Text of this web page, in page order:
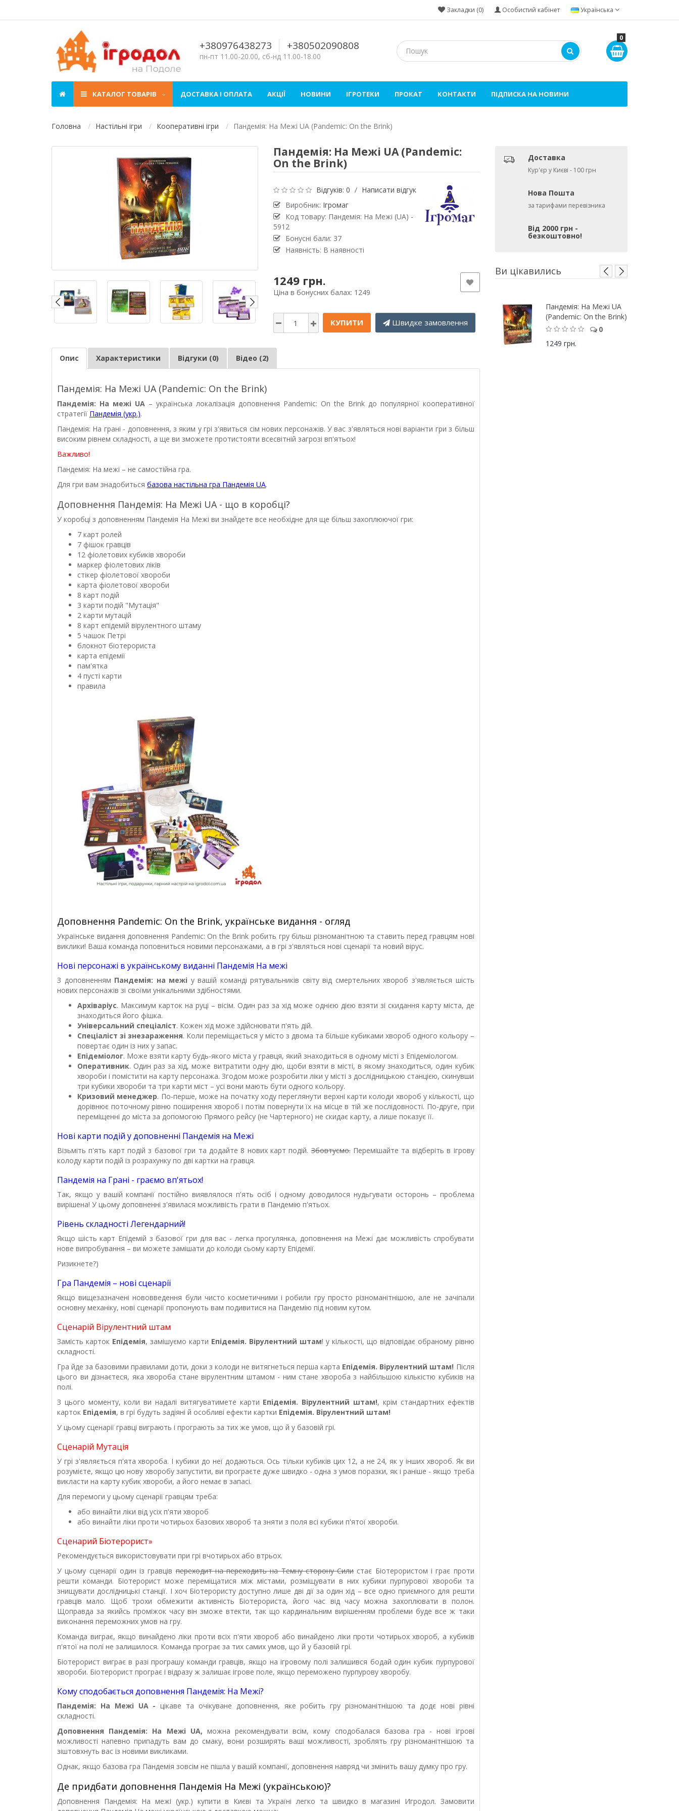
Українська
Особистий кабінет
Закладки (0)
+380976438273 +380502090808
пн-пт 11.00-20.00, сб-нд 11.00-18.00
0
КАТАЛОГ ТОВАРІВ ДОСТАВКА І ОПЛАТА АКЦІЇ НОВИНИ ІГРОТЕКИ ПРОКАТ КОНТАКТИ ПІДПИСКА НА НОВИНИ
Головна Настільні ігри Кооперативні ігри Пандемія: На Межі UA (Pandemic: On the Brink)
Пандемія: На Межі UA (Pandemic:
On the Brink)
Відгуків: 0 / Написати відгук
Виробник: Ігромаг
Код товару: Пандемія: На Межі (UA) -
5912
Бонусні бали: 37
Наявність: В наявності
1249 грн.
Ціна в бонусних балах: 1249
КУПИТИ Швидке замовлення
Опис Характеристики Відгуки (0) Відео (2)
Пандемія: На Межі UA (Pandemic: On the Brink)
Пандемія: На межі UA– українська локалізація доповнення Pandemic: On the Brink до популярної кооперативної
стратегії Пандемія (укр.).
Пандемія: На грані - доповнення, з яким у грі з'явиться сім нових персонажів. У вас з'являться нові варіанти гри з більш
високим рівнем складності, а ще ви зможете протистояти всесвітній загрозі вп'ятьох!
Важливо!
Пандемія: На межі – не самостійна гра.
Для гри вам знадобиться базова настільна гра Пандемія UA.
Доповнення Пандемія: На Межі UA - що в коробці?
У коробці з доповненням Пандемія На Межі ви знайдете все необхідне для ще більш захоплюючої гри:
7 карт ролей
7 фішок гравців
12 фіолетових кубиків хвороби
маркер фіолетових ліків
стікер фіолетової хвороби
карта фіолетової хвороби
8 карт подій
3 карти подій "Мутація"
2 карти мутацій
8 карт епідемій вірулентного штаму
5 чашок Петрі
блокнот біотерориста
карта епідемії
пам'ятка
4 пусті карти
правила
Доповнення Pandemic: On the Brink, українське видання - огляд
Українське видання доповнення Pandemic: On the Brink робить гру більш різноманітною та ставить перед гравцям нові
виклики! Ваша команда поповниться новими персонажами, а в грі з'являться нові сценарії та новий вірус.
Нові персонажі в українському виданні Пандемія На межі
З доповненням Пандемія: на межі у вашій команді рятувальників світу від смертельних хвороб з'являється шість
нових персонажів зі своїми унікальними здібностями.
Архіваріус. Максимум карток на руці – вісім. Один раз за хід може однією дією взяти зі скидання карту міста, де
знаходиться його фішка.
Універсальний спеціаліст. Кожен хід може здійснювати п'ять дій.
Спеціаліст зі знезараження. Коли переміщається у місто з двома та більше кубиками хвороб одного кольору –
повертає один із них у запас.
Епідеміолог. Може взяти карту будь-якого міста у гравця, який знаходиться в одному місті з Епідеміологом.
Оперативник. Один раз за хід, може витратити одну дію, щоби взяти в місті, в якому знаходиться, один кубик
хвороби і помістити на карту персонажа. Згодом може розробити ліки у місті з дослідницькою станцією, скинувши
три кубики хвороби та три карти міст – усі вони мають бути одного кольору.
Кризовий менеджер. По-перше, може на початку ходу переглянути верхні карти колоди хвороб у кількості, що
дорівнює поточному рівню поширення хвороб і потім повернути їх на місце в тій же послідовності. По-друге, при
переміщенні до міста за допомогою Прямого рейсу (не Чартерного) не скидає карту, а лише показує її.
Нові карти подій у доповненні Пандемія на Межі
Візьміть п'ять карт подій з базової гри та додайте 8 нових карт подій.Збовтуємо.Перемішайте та відберіть в ігрову
колоду карти подій із розрахунку по дві картки на гравця.
Пандемія на Грані - граємо вп'ятьох!
Так, якщо у вашій компанії постійно виявлялося п'ять осіб і одному доводилося нудьгувати осторонь – проблема
вирішена! У цьому доповненні з'явилася можливість грати в Пандемію п'ятьох.
Рівень складності Легендарний!
Якщо шість карт Епідемій з базової гри для вас - легка прогулянка, доповнення на Межі дає можливість спробувати
нове випробування – ви можете замішати до колоди сьому карту Епідемії.
Ризикнете?)
Гра Пандемія – нові сценарії
Якщо вищезазначені нововведення були чисто косметичними і робили гру просто різноманітнішою, але не зачіпали
основну механіку, нові сценарії пропонують вам подивитися на Пандемію під новим кутом.
Сценарій Вірулентний штам
Замість карток Епідемія, замішуємо карти Епідемія. Вірулентний штам! у кількості, що відповідає обраному рівню
складності.
Гра йде за базовими правилами доти, доки з колоди не витягнеться перша карта Епідемія. Вірулентний штам! Після
цього ви дізнаєтеся, яка хвороба стане вірулентним штамом - ним стане хвороба з найбільшою кількістю кубиків на
полі.
З цього моменту, коли ви надалі витягуватимете карти Епідемія. Вірулентний штам!, крім стандартних ефектів
карток Епідемія, в грі будуть задіяні й особливі ефекти картки Епідемія. Вірулентний штам!
У цьому сценарії гравці виграють і програють за тих же умов, що й у базовій грі.
Сценарій Мутація
У грі з'являється п'ята хвороба. І кубики до неї додаються. Ось тільки кубиків цих 12, а не 24, як у інших хвороб. Як ви
розумієте, якщо цю нову хворобу запустити, ви програєте дуже швидко - одна з умов поразки, як і раніше - якщо треба
викласти на карту кубик хвороби, а його немає в запасі.
Для перемоги у цьому сценарії гравцям треба:
або винайти ліки від усіх п'яти хвороб
або винайти ліки проти чотирьох базових хвороб та зняти з поля всі кубики п'ятої хвороби.
Сценарий Біотерорист»
Рекомендується використовувати при грі вчотирьох або втрьох.
У цьому сценарії один із гравцівпереходит напереходить на Темну сторону Силистає Біотерористом і грає проти
решти команди. Біотерорист може переміщатися між містами, розміщувати в них кубики пурпурової хвороби та
знищувати дослідницькі станції. І хоч Біотерористу доступно лише дві дії за один хід – все одно приємного для решти
гравців мало. Щоб трохи обмежити активність Біотерориста, його час від часу можна захоплювати в полон.
Щоправда за якийсь проміжок часу він зможе втекти, так що кардинальним вирішенням проблеми буде все ж таки
виконання переможних умов на гру.
Команда виграє, якщо винайдено ліки проти всіх п'яти хвороб або винайдено ліки проти чотирьох хвороб, а кубиків
п'ятої на полі не залишилося. Команда програє за тих самих умов, що й у базовій грі.
Біотерорист виграє в разі програшу команди гравців, якщо на ігровому полі залишився бодай один кубик пурпурової
хвороби. Біотерорист програє і відразу ж залишає ігрове поле, якщо переможено пурпурову хворобу.
Кому сподобається доповнення Пандемія: На Межі?
Пандемія: На Межі UA-цікаве та очікуване доповнення, яке робить гру різноманітнішою та додє нові рівні
складності.
Доповнення Пандемія: На Межі UA, можна рекомендувати всім, кому сподобалася базова гра - нові ігрові
можливості напевно припадуть вам до смаку, вони розширять ваші можливості, зроблять гру різноманітнішою та
зіштовхнуть вас із новими викликами.
Однак, якщо базова гра Пандемія зовсім не пішла у вашій компанії, доповнення навряд чи змінить вашу думку про гру.
Де придбати доповнення Пандемія На Межі (українською)?
Доповнення Пандемія: На межі (укр.) купити в Києві та Україні легко та швидко в магазині Игродол. Замовити
Доставка
Кур'єр у Києві - 100 грн
Нова Пошта
за тарифами перевізника
Від 2000 грн -
безкоштовно!
Ви цікавились
Пандемія: На Межі UA
(Pandemic: On the Brink)
0
1249 грн.